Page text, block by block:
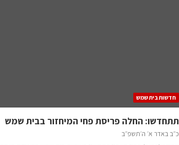
חדשות בית שמש
תתחדשו: החלה פריסת פחי המיחזור בבית שמש
כ״ב באדר א׳ ה׳תשפ״ב